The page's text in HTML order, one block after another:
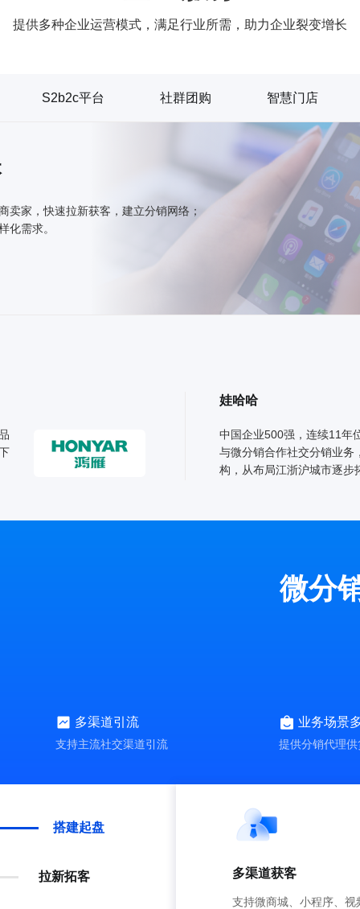
提供多种企业运营模式，满足行业所需，助力企业裂变增长
S2b2c平台 社群团购 智慧门店
卖家，快速拉新获客，建立分销网络；
化需求。
娃哈哈
中国企业500强，连续11年
与微分销合作社交分销业务
构，从布局江浙沪城市逐步
微分
多渠道引流
支持主流社交渠道引流
业务场景
提供分销代理
搭建起盘
拉新拓客 多渠道获客
支持微商城、小程序、视